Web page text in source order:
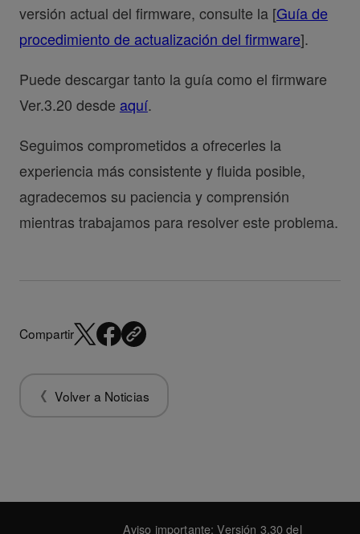
versión actual del firmware, consulte la [Guía de
procedimiento de actualización del firmware].
Puede descargar tanto la guía como el firmware
Ver.3.20 desde aquí.
Seguimos comprometidos a ofrecerles la
experiencia más consistente y fluida posible,
agradecemos su paciencia y comprensión
mientras trabajamos para resolver este problema.
Compartir
Volver a Noticias
Aviso importante: Versión 3.30 del